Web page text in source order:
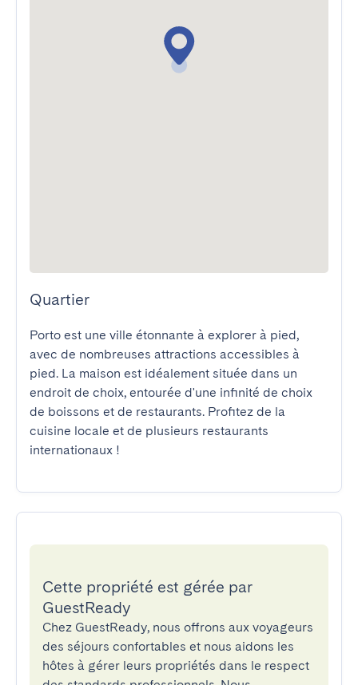
Quartier
Porto est une ville étonnante à explorer à pied,
avec de nombreuses attractions accessibles à
pied. La maison est idéalement située dans un
endroit de choix, entourée d'une infinité de choix
de boissons et de restaurants. Profitez de la
cuisine locale et de plusieurs restaurants
internationaux !
Cette propriété est gérée par
GuestReady
Chez GuestReady, nous offrons aux voyageurs
des séjours confortables et nous aidons les
hôtes à gérer leurs propriétés dans le respect